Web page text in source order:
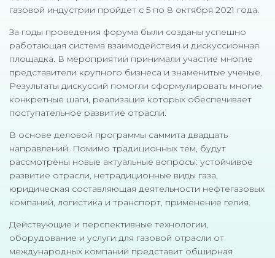
газовой индустрии пройдет с 5 по 8 октября 2021 года.
За годы проведения форума были созданы успешно
работающая система взаимодействия и дискуссионная
площадка. В мероприятии принимали участие многие
представители крупного бизнеса и знаменитые ученые.
Результаты дискуссий помогли сформулировать многие
конкретные шаги, реализация которых обеспечивает
поступательное развитие отрасли.
В основе деловой программы саммита двадцать
направлений. Помимо традиционных тем, будут
рассмотрены новые актуальные вопросы: устойчивое
развитие отрасли, нетрадиционные виды газа,
юридическая составляющая деятельности нефтегазовых
компаний, логистика и транспорт, применение гелия.
Действующие и перспективные технологии,
оборудование и услуги для газовой отрасли от
международных компаний представит обширная